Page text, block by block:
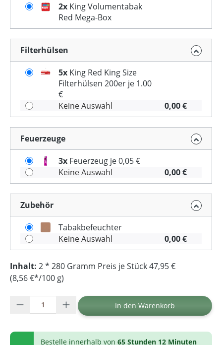
2x King Volumentabak
Red Mega-Box
Filterhülsen
5x King Red King Size
Filterhülsen 200er je 1.00
€
Keine Auswahl
0,00 €
Feuerzeuge
3x Feuerzeug je 0,05 €
Keine Auswahl
0,00 €
Zubehör
Tabakbefeuchter
Keine Auswahl
0,00 €
Inhalt: 2 * 280 Gramm Preis je Stück 47,95 €
(8,56 €*/100 g)
Produkt Anzahl: Gib den gewünschten
In den Warenkorb
Bestelle innerhalb von 65 Stunden 12 Minuten